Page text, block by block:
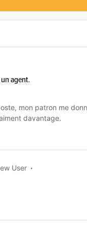
agent.
mon patron me
davantage.
User